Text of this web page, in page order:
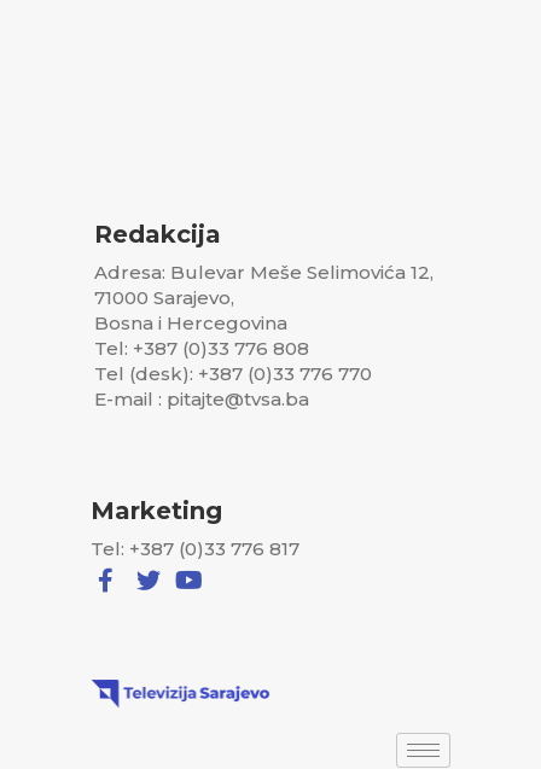
Redakcija
Adresa: Bulevar Meše Selimovića 12,
71000 Sarajevo,
Bosna i Hercegovina
Tel: +387 (0)33 776 808
Tel (desk): +387 (0)33 776 770
E-mail : pitajte@tvsa.ba
Marketing
Tel: +387 (0)33 776 817